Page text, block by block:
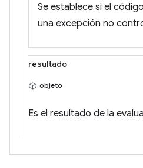
Se establece si el
una excepción no
resultado
objeto
Es el resultado de la